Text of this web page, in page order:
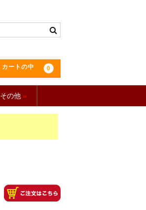
カートの中 0
その他 »